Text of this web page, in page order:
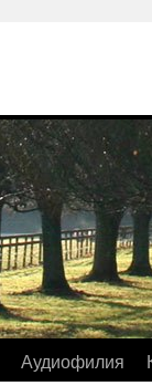
Аудиофилия